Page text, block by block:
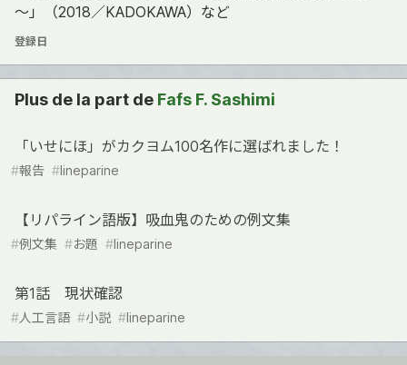
～」（2018／KADOKAWA）など
登録日
Plus de la part de Fafs F. Sashimi
「いせにほ」がカクヨム100名作に選ばれました！
#報告 #lineparine
【リパライン語版】吸血鬼のための例文集
#例文集 #お題 #lineparine
第1話 現状確認
#人工言語 #小説 #lineparine